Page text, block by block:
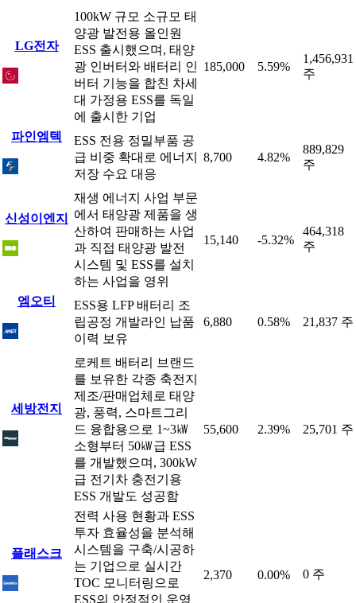
LG전자
100kW 규모 소규모 태
양광 발전용 올인원
ESS 출시했으며, 태양
광 인버터와 배터리 인
버터 기능을 합친 차세
대 가정용 ESS를 독일
에 출시한 기업
185,000 5.59%
1,456,931
주
파인엠텍
ESS 전용 정밀부품 공
급 비중 확대로 에너지
저장 수요 대응
8,700 4.82%
889,829
주
신성이엔지
재생 에너지 사업 부문
에서 태양광 제품을 생
산하여 판매하는 사업
과 직접 태양광 발전
시스템 및 ESS를 설치
하는 사업을 영위
15,140 -5.32%
464,318
주
엠오티
ESS용 LFP 배터리 조
립공정 개발라인 납품
이력 보유
6,880 0.58% 21,837 주
세방전지
로케트 배터리 브랜드
를 보유한 각종 축전지
제조/판매업체로 태양
광, 풍력, 스마트그리
드 융합용으로 1~3㎾
소형부터 50㎾급 ESS
를 개발했으며, 300kW
급 전기차 충전기용
ESS 개발도 성공함
55,600 2.39% 25,701 주
플래스크
전력 사용 현황과 ESS
투자 효율성을 분석해
시스템을 구축/시공하
는 기업으로 실시간
TOC 모니터링으로
ESS의 안정적인 운영
2,370 0.00% 0 주